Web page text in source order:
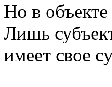
Но в
Лишь
имеет свое